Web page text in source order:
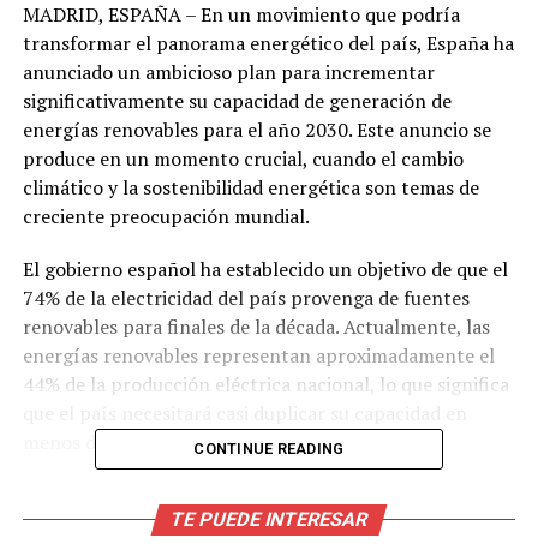
MADRID, ESPAÑA – En un movimiento que podría
transformar el panorama energético del país, España ha
anunciado un ambicioso plan para incrementar
significativamente su capacidad de generación de
energías renovables para el año 2030. Este anuncio se
produce en un momento crucial, cuando el cambio
climático y la sostenibilidad energética son temas de
creciente preocupación mundial.
El gobierno español ha establecido un objetivo de que el
74% de la electricidad del país provenga de fuentes
renovables para finales de la década. Actualmente, las
energías renovables representan aproximadamente el
44% de la producción eléctrica nacional, lo que significa
menos de una década.
Contexto y Antecedentes
CONTINUE READING
TE PUEDE INTERESAR